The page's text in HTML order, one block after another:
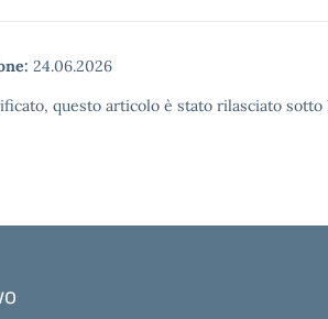
24.06.2026
questo articolo è stato rilasciato